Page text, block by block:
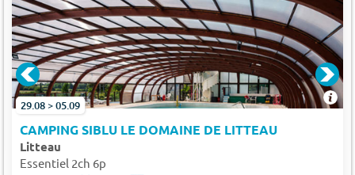
29.08 > 05.09
CAMPING SIBLU LE DOMAINE DE LITTEAU
Litteau
Essentiel 2ch 6p